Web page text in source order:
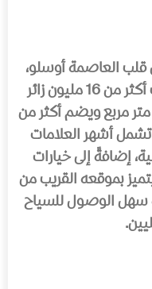
قلب العاصمة أوسلو،
وقد افتُتح عام 1988 ويستقطب أكثر من 16 مليون زائر
سنويًا. يمتد على مساحة 26,000 متر مربع ويضم أكثر من
على 5 طوابق، تشمل أشهر العلامات
إضافةً إلى خيارات
بموقعه القريب من
سهل الوصول للسياح